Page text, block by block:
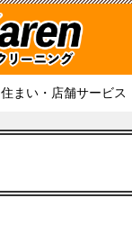
住まい・店舗サービス